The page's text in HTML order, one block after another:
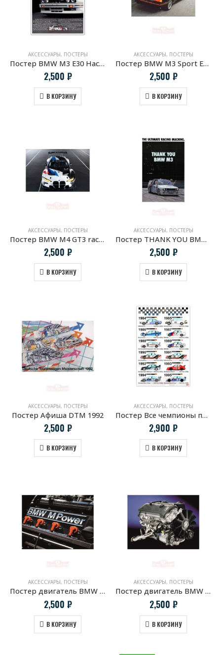
АКСЕССУАРЫ, ПОСТЕРЫ
Постер BMW M3 E30 Настоящая жизнь начинает после 6000 об/мин
2,500 ₽
В КОРЗИНУ
АКСЕССУАРЫ, ПОСТЕРЫ
Постер BMW M3 Sport Evolution
2,500 ₽
В КОРЗИНУ
АКСЕССУАРЫ, ПОСТЕРЫ
Постер BMW M4 GT3 racing version
2,500 ₽
В КОРЗИНУ
АКСЕССУАРЫ, ПОСТЕРЫ
Постер THANK YOU BMW M3
2,500 ₽
В КОРЗИНУ
АКСЕССУАРЫ, ПОСТЕРЫ
Постер Афиша DTM 1992
2,500 ₽
В КОРЗИНУ
АКСЕССУАРЫ, ПОСТЕРЫ
Постер Все чемпионы первой гоночной серии DTM
2,900 ₽
В КОРЗИНУ
АКСЕССУАРЫ, ПОСТЕРЫ
Постер двигатель BMW S14B25 M3 E30
2,500 ₽
В КОРЗИНУ
АКСЕССУАРЫ, ПОСТЕРЫ
Постер двигатель BMW S54B32
2,500 ₽
В КОРЗИНУ